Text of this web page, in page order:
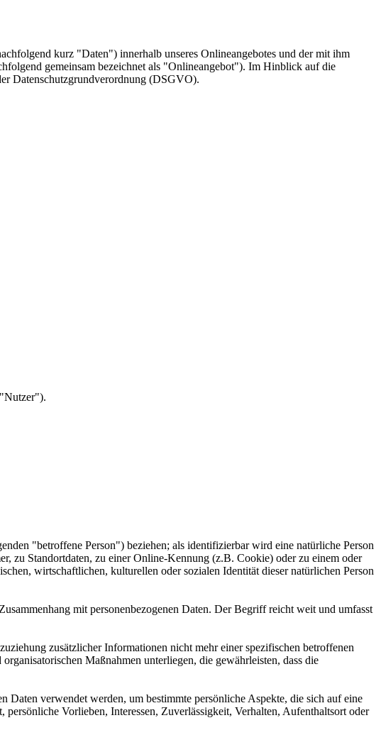
kurz "Daten") innerhalb unseres Onlineangebotes und der mit ihm
gemeinsam bezeichnet als "Onlineangebot"). Im Hinblick auf die
Datenschutzgrundverordnung (DSGVO).
"betroffene Person") beziehen; als identifizierbar wird eine natürliche Person
zu Standortdaten, zu einer Online-Kennung (z.B. Cookie) oder zu einem oder
wirtschaftlichen, kulturellen oder sozialen Identität dieser natürlichen Person
mit personenbezogenen Daten. Der Begriff reicht weit und umfasst
zusätzlicher Informationen nicht mehr einer spezifischen betroffenen
Maßnahmen unterliegen, die gewährleisten, dass die
Daten verwendet werden, um bestimmte persönliche Aspekte, die sich auf eine
Vorlieben, Interessen, Zuverlässigkeit, Verhalten, Aufenthaltsort oder